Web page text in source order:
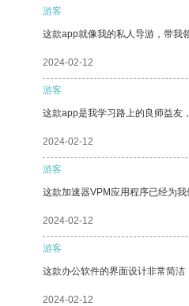
游客
这款app就像我的私人导游，带我
2024-02-12
游客
这款app是我学习路上的良师益友
2024-02-12
游客
这款加速器VPM应用程序已经为我
2024-02-12
游客
这款办公软件的界面设计非常简洁
2024-02-12